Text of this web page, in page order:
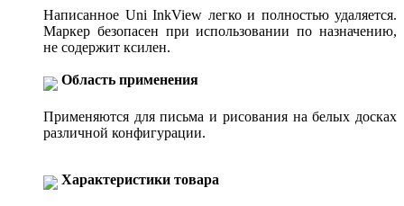
Написанное Uni InkView легко и полностью удаляется.
Маркер безопасен при использовании по назначению,
не содержит ксилен.
Область применения
Применяются для письма и рисования на белых досках
различной конфигурации.
Характеристики товара